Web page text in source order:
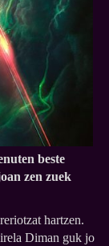
beste
zen zuek
hartzen.
Diman guk jo